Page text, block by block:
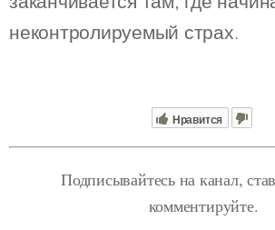
неконтролируемый страх.
Нравится
Подписывайтесь на канал,
комментируйте.